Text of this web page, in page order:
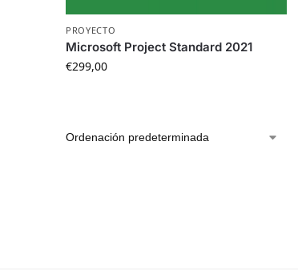
PROYECTO
Microsoft Project Standard 2021
€299,00